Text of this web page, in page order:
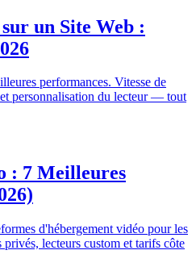
un Site Web :
performances. Vitesse de
personnalisation du lecteur — tout
: 7 Meilleures
d'hébergement vidéo pour les
lecteurs custom et tarifs côte